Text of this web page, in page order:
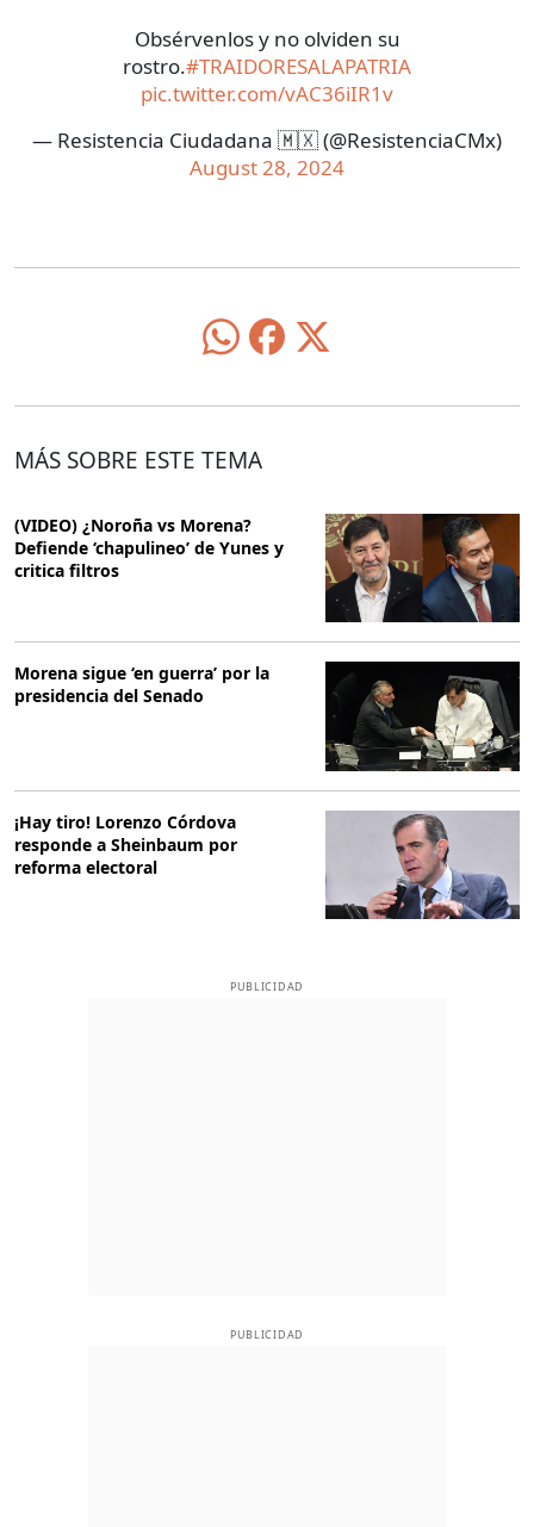
Obsérvenlos y no olviden su
rostro.#TRAIDORESALAPATRIA
pic.twitter.com/vAC36iIR1v
— Resistencia Ciudadana 🇲🇽 (@ResistenciaCMx)
August 28, 2024
MÁS SOBRE ESTE TEMA
(VIDEO) ¿Noroña vs Morena?
Defiende ‘chapulineo’ de Yunes y
critica filtros
Morena sigue ‘en guerra’ por la
presidencia del Senado
¡Hay tiro! Lorenzo Córdova
responde a Sheinbaum por
reforma electoral
PUBLICIDAD
PUBLICIDAD